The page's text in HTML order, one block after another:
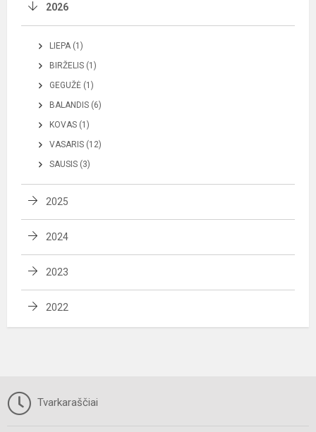
2026
LIEPA (1)
BIRŽELIS (1)
GEGUŽĖ (1)
BALANDIS (6)
KOVAS (1)
VASARIS (12)
SAUSIS (3)
2025
2024
2023
2022
Tvarkaraščiai